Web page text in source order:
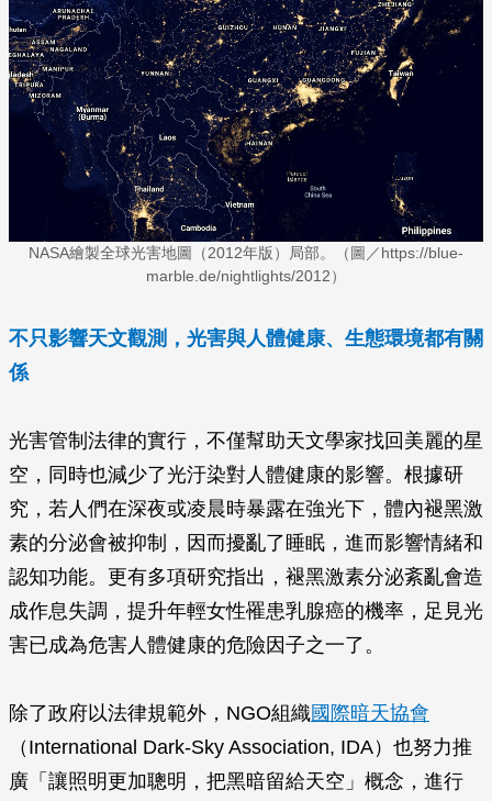
NASA繪製全球光害地圖（2012年版）局部。（圖／https://blue-
marble.de/nightlights/2012）
不只影響天文觀測，光害與人體健康、生態環境都有關
係
光害管制法律的實行，不僅幫助天文學家找回美麗的星
空，同時也減少了光汙染對人體健康的影響。根據研
究，若人們在深夜或凌晨時暴露在強光下，體內褪黑激
素的分泌會被抑制，因而擾亂了睡眠，進而影響情緒和
認知功能。更有多項研究指出，褪黑激素分泌紊亂會造
成作息失調，提升年輕女性罹患乳腺癌的機率，足見光
害已成為危害人體健康的危險因子之一了。
除了政府以法律規範外，NGO組織國際暗天協會
（International Dark-Sky Association, IDA）也努力推
廣「讓照明更加聰明，把黑暗留給天空」概念，進行